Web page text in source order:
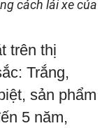
cách lái xe của
trên thị
Trắng,
sản phẩm
5 năm,